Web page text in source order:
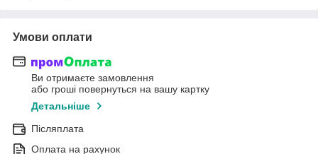
Умови оплати
Ви отримаєте замовлення
або гроші повернуться на вашу картку
Детальніше
Післяплата
Оплата на рахунок